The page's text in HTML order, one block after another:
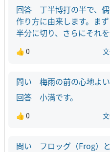
丁半博打の半で、
作り方に由来します。ま
半分に切り、さらにそれ
今で言う1丁は半丁でした
👍 0
梅雨の前の心地よ
小満です。
👍 0
フロッグ（Frog）